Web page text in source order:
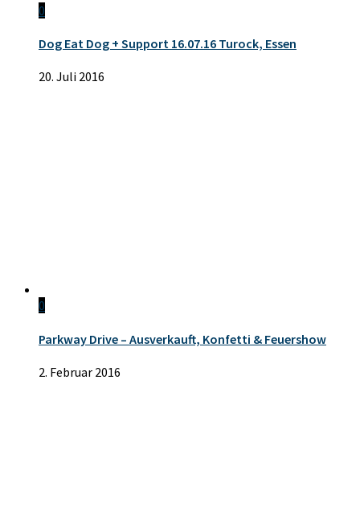
0
Dog Eat Dog + Support 16.07.16 Turock, Essen
20. Juli 2016
0
Parkway Drive – Ausverkauft, Konfetti & Feuershow
2. Februar 2016